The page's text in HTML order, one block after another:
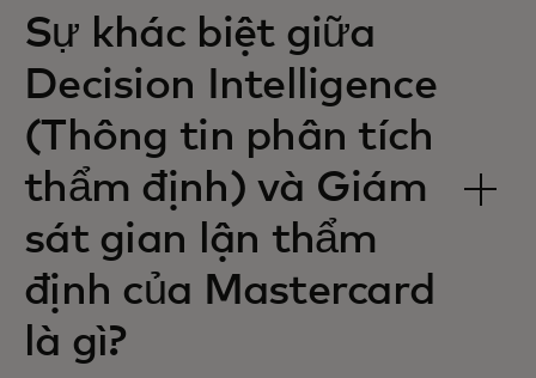
Sự khác biệt giữa
Decision Intelligence
(Thông tin phân tích
thẩm định) và Giám
sát gian lận thẩm
định của Mastercard
là gì?